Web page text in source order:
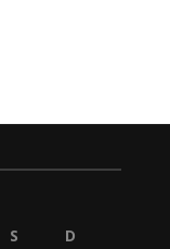
S
D